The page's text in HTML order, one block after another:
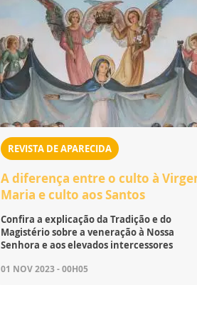
REVISTA DE APARECIDA
A diferença entre o culto à
Maria e culto aos Santos
Confira a explicação da Tradição e do
Magistério sobre a veneração à Nossa
Senhora e aos elevados intercessores
01 NOV 2023 - 00H05